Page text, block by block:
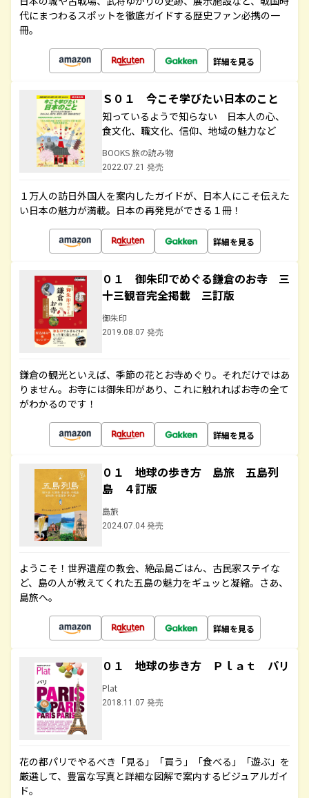
代にまつわるスポットを徹底ガイドする歴史ファン必携の一
冊。
詳細を見る
Ｓ０１ 今こそ学びたい日本のこと
知っているようで知らない 日本人の心、
食文化、職文化、信仰、地域の魅力など
BOOKS 旅の読み物
2022.07.21 発売
１万人の訪日外国人を案内したガイドが、日本人にこそ伝えた
い日本の魅力が満載。日本の再発見ができる１冊！
詳細を見る
０１ 御朱印でめぐる鎌倉のお寺 三
十三観音完全掲載 三訂版
御朱印
2019.08.07 発売
鎌倉の観光といえば、季節の花とお寺めぐり。それだけではあ
りません。お寺には御朱印があり、これに触れればお寺の全て
がわかるのです！
詳細を見る
０１ 地球の歩き方 島旅 五島列
島 ４訂版
島旅
2024.07.04 発売
ようこそ！世界遺産の教会、絶品島ごはん、古民家ステイな
ど、島の人が教えてくれた五島の魅力をギュッと凝縮。さあ、
島旅へ。
詳細を見る
０１ 地球の歩き方 Ｐｌａｔ パリ
Plat
2018.11.07 発売
花の都パリでやるべき「見る」「買う」「食べる」「遊ぶ」を
厳選して、豊富な写真と詳細な図解で案内するビジュアルガイ
ド。